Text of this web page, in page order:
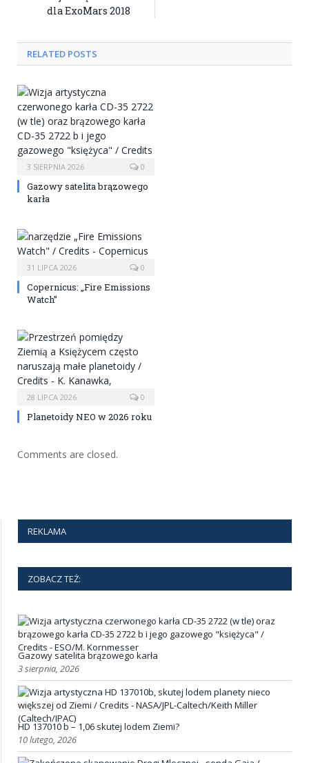
dla ExoMars 2018
RELATED POSTS
3 SIERPNIA 2026 0
Gazowy satelita brązowego
karła
31 LIPCA 2026 0
Copernicus: „Fire Emissions
Watch”
28 LIPCA 2026 0
Planetoidy NEO w 2026 roku
Comments are closed.
REKLAMA
ZOBACZ TEŻ:
Gazowy satelita brązowego karła
3 sierpnia, 2026
HD 137010 b – 1,06 skutej lodem Ziemi?
10 lutego, 2026